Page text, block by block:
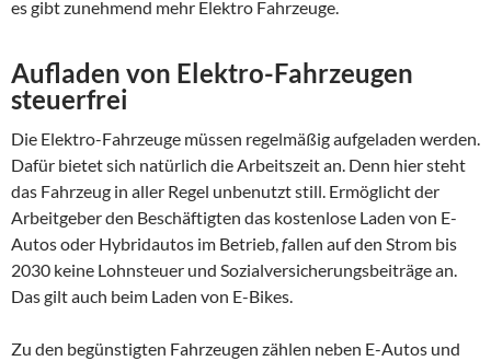
es gibt zunehmend mehr Elektro Fahrzeuge.
Aufladen von Elektro-Fahrzeugen
steuerfrei
Die Elektro-Fahrzeuge müssen regelmäßig aufgeladen werden.
Dafür bietet sich natürlich die Arbeitszeit an. Denn hier steht
das Fahrzeug in aller Regel unbenutzt still. Ermöglicht der
Arbeitgeber den Beschäftigten das kostenlose Laden von E-
Autos oder Hybridautos im Betrieb,fallen auf den Strom bis
2030 keine Lohnsteuer und Sozialversicherungsbeiträge an.
Das gilt auch beim Laden von E-Bikes.
Zu den begünstigten Fahrzeugen zählen neben E-Autos und